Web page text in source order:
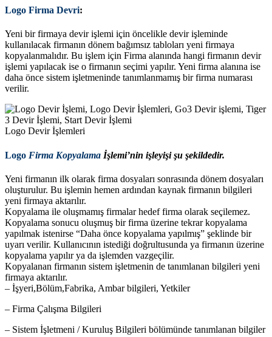
Logo Firma Devri:
Yeni bir firmaya devir işlemi için öncelikle devir işleminde
kullanılacak firmanın dönem bağımsız tabloları yeni firmaya
kopyalanmalıdır. Bu işlem için Firma alanında hangi firmanın devir
işlemi yapılacak ise o firmanın seçimi yapılır. Yeni firma alanına ise
daha önce sistem işletmeninde tanımlanmamış bir firma numarası
verilir.
Logo Devir İşlemleri
Logo Firma Kopyalama İşlemi’nin işleyişi şu şekildedir.
Yeni firmanın ilk olarak firma dosyaları sonrasında dönem dosyaları
oluşturulur. Bu işlemin hemen ardından kaynak firmanın bilgileri
yeni firmaya aktarılır.
Kopyalama ile oluşmamış firmalar hedef firma olarak seçilemez.
Kopyalama sonucu oluşmuş bir firma üzerine tekrar kopyalama
yapılmak istenirse “Daha önce kopyalama yapılmış” şeklinde bir
uyarı verilir. Kullanıcının istediği doğrultusunda ya firmanın üzerine
kopyalama yapılır ya da işlemden vazgeçilir.
Kopyalanan firmanın sistem işletmenin de tanımlanan bilgileri yeni
firmaya aktarılır.
– İşyeri,Bölüm,Fabrika, Ambar bilgileri, Yetkiler
– Firma Çalışma Bilgileri
– Sistem İşletmeni / Kuruluş Bilgileri bölümünde tanımlanan bilgiler